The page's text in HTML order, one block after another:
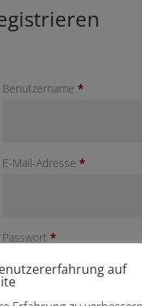
Benutzername *Erforderlich
E-Mail-Adresse *Erforderlich
Passwort *Erforderlich
auf